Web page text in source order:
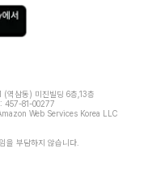
(역삼동) 미진빌딩 6층,13층
457-81-00277
Web Services Korea LLC
을 부담하지 않습니다.